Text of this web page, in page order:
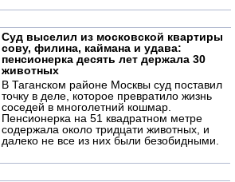
Суд выселил из московской квартиры
сову, филина, каймана и удава:
пенсионерка десять лет держала 30
животных
В Таганском районе Москвы суд поставил
точку в деле, которое превратило жизнь
соседей в многолетний кошмар.
Пенсионерка на 51 квадратном метре
содержала около тридцати животных, и
далеко не все из них были безобидными.